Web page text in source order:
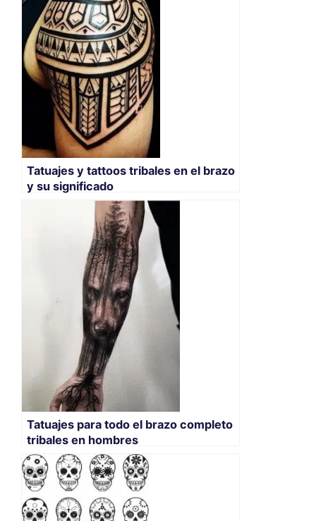
Tatuajes y tattoos tribales en el brazo
y su significado
Tatuajes para todo el brazo completo
tribales en hombres